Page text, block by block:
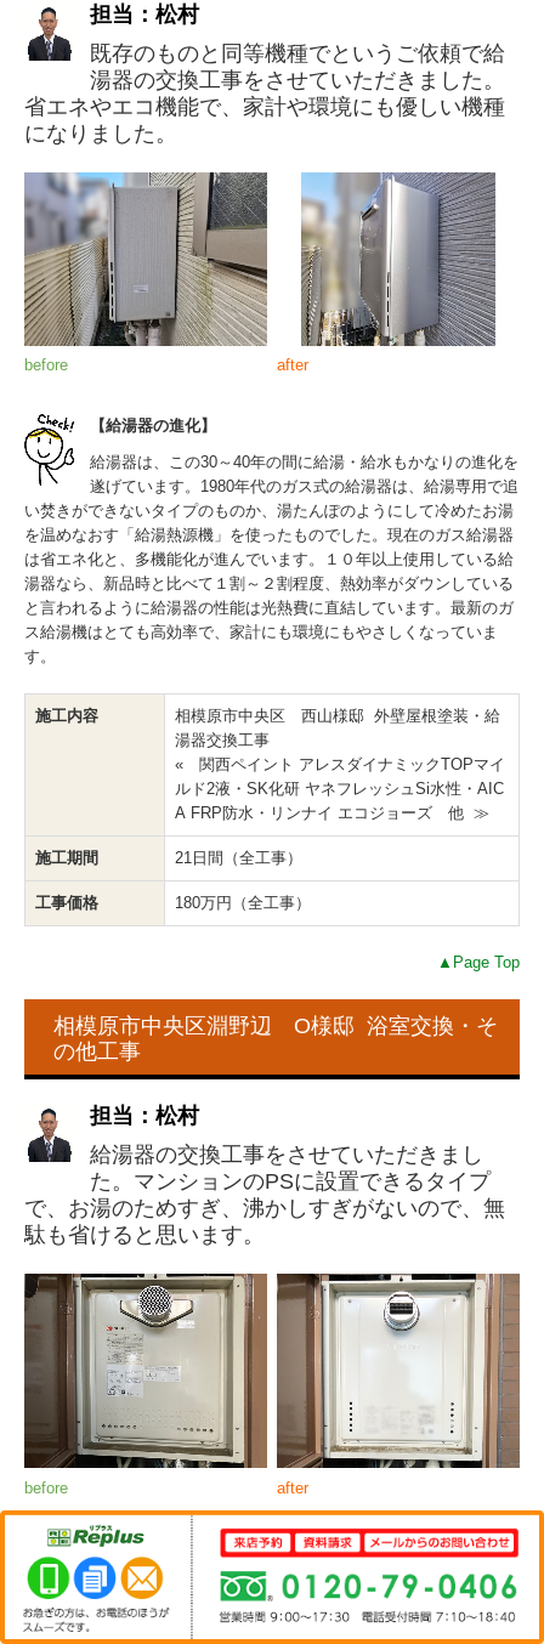
担当：松村
既存のものと同等機種でというご依頼で給
湯器の交換工事をさせていただきました。
省エネやエコ機能で、家計や環境にも優しい機種
になりました。
before after
【給湯器の進化】
給湯器は、この30～40年の間に給湯・給水もかなりの進化を
遂げています。1980年代のガス式の給湯器は、給湯専用で追
い焚きができないタイプのものか、湯たんぽのようにして冷めたお湯
を温めなおす「給湯熱源機」を使ったものでした。現在のガス給湯器
は省エネ化と、多機能化が進んでいます。１０年以上使用している給
湯器なら、新品時と比べて１割～２割程度、熱効率がダウンしている
と言われるように給湯器の性能は光熱費に直結しています。最新のガ
ス給湯機はとても高効率で、家計にも環境にもやさしくなっていま
す。
施工内容
相模原市中央区 西山様邸 外壁屋根塗装・給
湯器交換工事
« 関西ペイント アレスダイナミックTOPマイ
ルド2液・SK化研 ヤネフレッシュSi水性・AIC
A FRP防水・リンナイ エコジョーズ 他 ≫
施工期間 21日間（全工事）
工事価格 180万円（全工事）
▲Page Top
相模原市中央区淵野辺 O様邸 浴室交換・そ
の他工事
担当：松村
給湯器の交換工事をさせていただきまし
た。マンションのPSに設置できるタイプ
で、お湯のためすぎ、沸かしすぎがないので、無
駄も省けると思います。
before after
【PS設置タイプ】
PS設置タイプは、マンションや集合住宅の玄関横などにあ
るパイプシャフト（またはパイプスペース／PSと表記され
る）に設置するガス給湯器のことです。 設置するスペースが決まって